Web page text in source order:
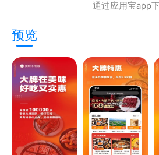
通过应用宝app
预览